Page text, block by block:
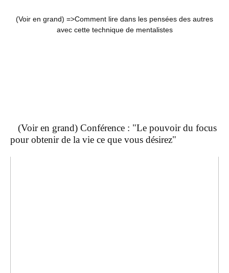
(Voir en grand) =>Comment lire dans les pensées des autres
avec cette technique de mentalistes
(Voir en grand) Conférence : "Le pouvoir du focus
pour obtenir de la vie ce que vous désirez"